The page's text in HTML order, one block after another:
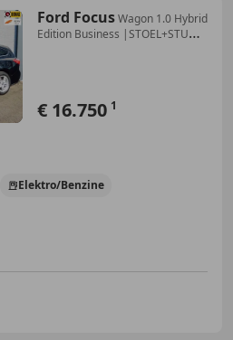
Ford FocusWagon 1.0 Hybrid
Edition Business |STOEL+STUUR
€ 16.750 1
Elektro/Benzine